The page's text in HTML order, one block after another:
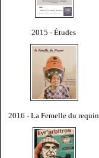
2015 - Études
2016 - La Femelle du requin